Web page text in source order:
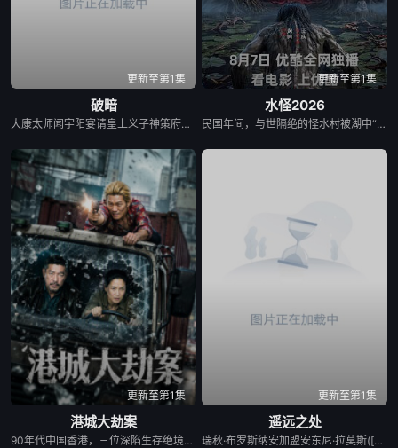
更新至第1集
破暗
大康太师闻宇阳宴请皇上义子神策府神威将军冷啸天，席间告知他一个消息，刚刚继任北疆镇海王的薛世明遭刺客暗杀，大康名医李长生父子卷入其中，不日将斩首。冷啸天自幼在北疆长大，李长生曾对他有过救命之恩，冷啸天决定亲赴北疆。探求真相...
更新至第1集
水怪2026
民国年间，与世隔绝的怪水村被湖中“水猴子”所扰。此物实为濒危水栖人猿，能模仿人言诱杀村民。少年水生幼年目睹父亲惨死其手，自此深陷恐惧。村中长老三叔公借祭祀之名行愚昧统治，以活人献祭暂息水怪，却埋下更深祸根。连年暴雨与人为侵扰激怒水猴子，袭击频发。当香兰之弟被食、其父莫叔反抗被杀，香兰决意以身献祭复仇。水生幡然觉醒，不再逃避，联合青年村民布设机关陷阱，假借献祭诱敌。恶战后水怪被擒，却于庆功夜破笼而出，血洗村庄，三叔公亦命丧其口。村民终于醒悟：迷信退让换不来平安。水生断发持叉，率众设伏，以智慧与血勇将水怪斩杀。晨光中，他与香兰相扶而立，唯有直面恐惧、团结抗争，方能驱散千年阴霾，重获新生。
更新至第1集
港城大劫案
90年代中国香港，三位深陷生存绝境的底层小人物，因一场劫案命运交织。押款员唐月玲急需巨款为心脏病父亲做移植手术；搭档李国荣遭杀猪盘骗光积蓄，还面临失业危机；街坊丧坤在黑帮九纹龙手下谋生，不慎弄丢社团钱款，遭黑帮全城追杀。走投无路的唐月玲与丧坤打算抢夺黑帮钱财，行动失败偶遇李国荣，行车记录仪拍下二人图谋。李国荣顺势提议联手打劫押款车，计划借大坑舞火龙盛典人流管制实施行动，三人在煎熬中达成共识。 行动当晚局势彻底失控：追杀丧坤的黑帮、全副武装的南亚悍匪、本欲假意劫车的三人形成三方混战。三人不忍伤及无辜，驾车转移至僻静处，凭借安保专业能力拼死制服悍匪，押运现金却在激战中焚毁。所幸损失由保险全额赔付，三人因挺身而出勇斗歹徒获得公司嘉奖。丰厚奖金化解所有人困境，唐父手术顺利，丧坤告别黑道拜师经营烧鹅店。影片借跌宕劫案，刻画普通人在金钱诱惑下的道德挣扎，传递坚守底线、向善终有出路的正向内核。
更新至第1集
遥远之处
瑞秋·布罗斯纳安加盟安东尼·拉莫斯([身在高地])出演喜剧科幻片[遥远](Distant，暂译)。故事讲述一个小行星矿工在陌生行星迫降后，必须与新环境的挑战作斗争，设法穿过恶劣的地形找到唯一幸存者———一个被困在逃生舱里的女人。本片由[冰刀双人组]导演威尔·斯佩克、乔什·戈登直执导，斯宾塞·科恩撰写剧本，下月开机。